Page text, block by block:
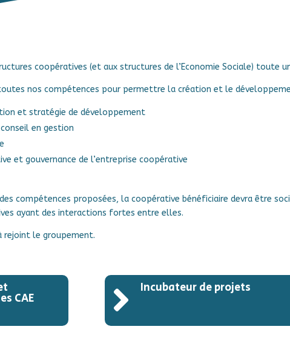
coopératives (et aux structures de l’Economie Sociale) toute
nos compétences pour permettre la création et le
et stratégie de développement
en gestion
et gouvernance de l’entreprise coopérative
compétences proposées, la coopérative bénéficiaire devra être
ayant des interactions fortes entre elles.
rejoint le groupement.
CAE  Incubateur de projets